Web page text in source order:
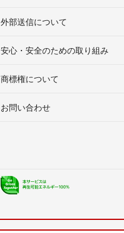
外部送信について
安心・安全のための取り組み
商標権について
お問い合わせ